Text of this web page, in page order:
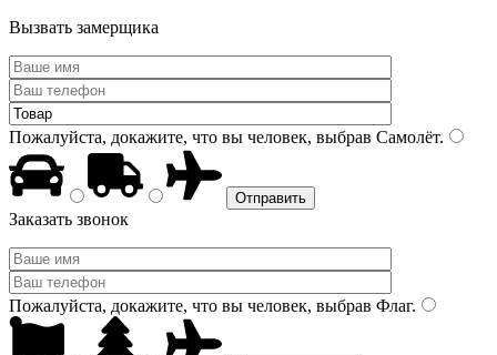
Вызвать замерщика
Пожалуйста, докажите, что вы человек, выбрав Самолёт.
Заказать звонок
Пожалуйста, докажите, что вы человек, выбрав Флаг.